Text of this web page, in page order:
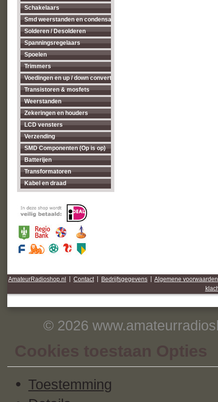
Schakelaars
Smd weerstanden en condensatoren
Solderen / Desolderen
Spanningsregelaars
Spoelen
Trimmers
Voedingen en up / down converters
Transistoren & mosfets
Weerstanden
Zekeringen en houders
LCD vensters
Verzending
SMD Componenten (Op is op)
Batterijen
Transformatoren
Kabel en draad
AmateurRadioshop.nl Contact Bedrijfsgegevens
Algemene voorwaarden
© 2026
Cookies toestaan Opties
Toestemming